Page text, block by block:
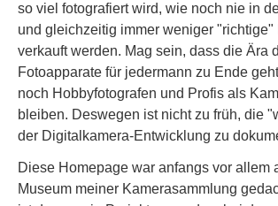
so viel fotografiert wird, wie noch nie in
und gleichzeitig immer weniger "richtige"
verkauft werden. Mag sein, dass die Ära
Fotoapparate für jedermann zu Ende
noch Hobbyfotografen und Profis als
bleiben. Deswegen ist nicht zu früh, die
der Digitalkamera-Entwicklung zu
Diese Homepage war anfangs vor allem
Museum meiner Kamerasammlung